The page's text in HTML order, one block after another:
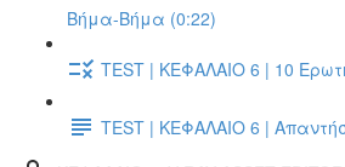
Βήμα-Βήμα (0:22)
TEST | ΚΕΦΑΛΑΙΟ 6 | 10
TEST | ΚΕΦΑΛΑΙΟ 6 |